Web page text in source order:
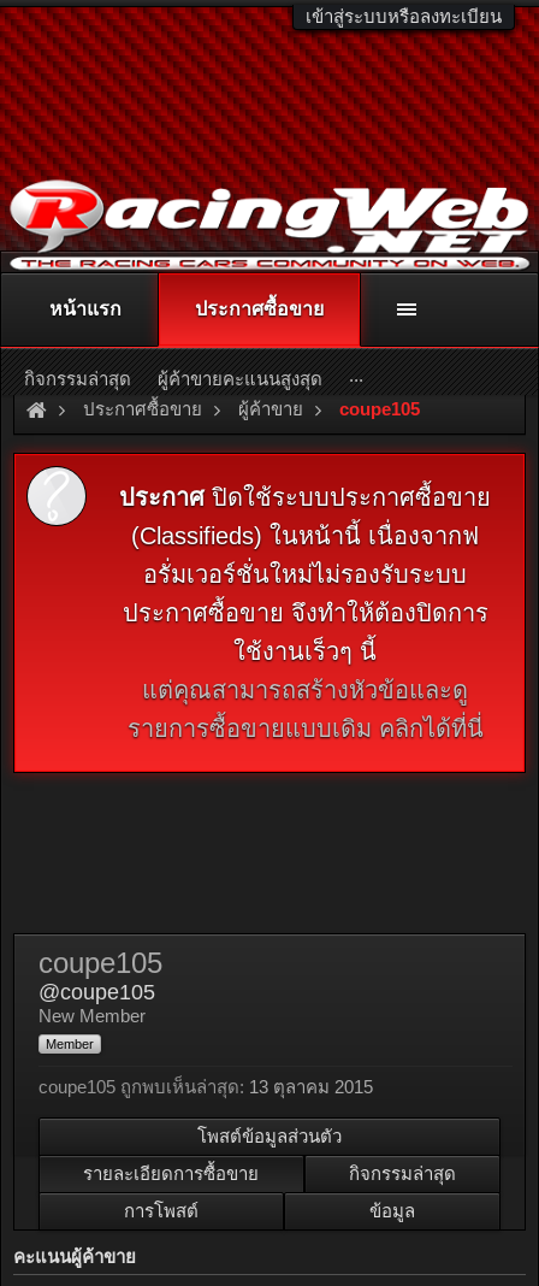
เข้าสู่ระบบหรือลงทะเบียน
ติดต่อลงโฆษณา racingweb@gmail.com
หรือโทร. 081-811-1138
หรืออ่านรายละเอียดเพิ่มเติม คลิกที่นี่
ประกาศซื้อขาย ผู้ค้าขาย coupe105
ประกาศปิดใช้ระบบประกาศซื้อขาย
(Classifieds) ในหน้านี้ เนื่องจากฟ
อรั่มเวอร์ชั่นใหม่ไม่รองรับระบบ
ประกาศซื้อขาย จึงทำให้ต้องปิดการ
ใช้งานเร็วๆ นี้
แต่คุณสามารถสร้างหัวข้อและดู
รายการซื้อขายแบบเดิม คลิกได้ที่นี่
coupe105
@coupe105
New Member
Member
coupe105 ถูกพบเห็นล่าสุด: 13 ตุลาคม 2015
โพสต์ข้อมูลส่วนตัว
รายละเอียดการซื้อขาย
กิจกรรมล่าสุด
การโพสต์
ข้อมูล
คะแนนผู้ค้าขาย
หน้าแรก ประกาศซื้อขาย
กิจกรรมล่าสุด ผู้ค้าขายคะแนนสูงสุด ...